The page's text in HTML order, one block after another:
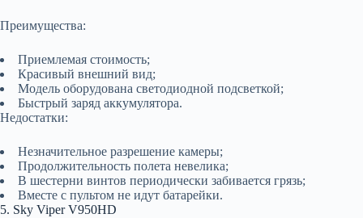
Преимущества:
Приемлемая стоимость;
Красивый внешний вид;
Модель оборудована светодиодной подсветкой;
Быстрый заряд аккумулятора.
Недостатки:
Незначительное разрешение камеры;
Продолжительность полета невелика;
В шестерни винтов периодически забивается грязь;
Вместе с пультом не идут батарейки.
5. Sky Viper V950HD